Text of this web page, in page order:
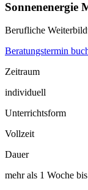
Sonnenenergie
Berufliche
Beratungstermin
Zeitraum
individuell
Unterrichtsform
Vollzeit
Dauer
mehr als 1 Woche